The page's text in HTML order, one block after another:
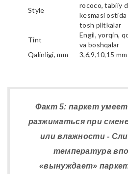
Style
rococo, tabiiy
kesmasi ostida
tosh plitkalar
Tint
Engil, yorqin,
va boshqalar
Qalinligi, mm
3,6,9,10,15 mm
Факт 5: паркет
разжиматься при
или влажности -
температура
«вынуждает»